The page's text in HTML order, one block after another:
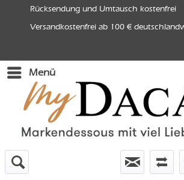
Rücksendung und Umtausch kostenfrei
Versandkostenfrei ab 100 €
Menü